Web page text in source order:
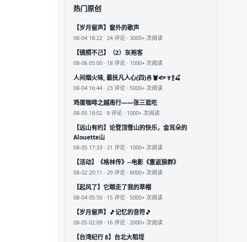
热门原创
【岁月留声】窗外的歌声
08-04 18:22 · 24 评论 · 3000+ 次阅读
【镜照不己】（2）灰袍客
08-06 05:00 · 18 评论 · 1000+ 次阅读
人间烟火味, 最抚凡人心(四)🍜🦞🐟🍷🍾🍒
08-04 16:44 · 23 评论 · 5000+ 次阅读
鸡蛋咖啡之越南行——张三逛吃
08-05 18:02 · 8 评论 · 1000+ 次阅读
【远山有约】论登顶雪山的快乐，金耳朵的
Alouette山
08-05 17:33 · 21 评论 · 1000+ 次阅读
【活动】《格林传》--电影《重返狼群》
08-02 20:11 · 29 评论 · 6000+ 次阅读
【起风了】它顺走了我的草帽
08-04 05:50 · 15 评论 · 5000+ 次阅读
【岁月留声】🎵记忆的音符🎵
08-05 02:09 · 16 评论 · 2000+ 次阅读
【台湾纪行 8】台北大稻埕